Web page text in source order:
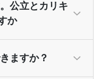
か
ますか？